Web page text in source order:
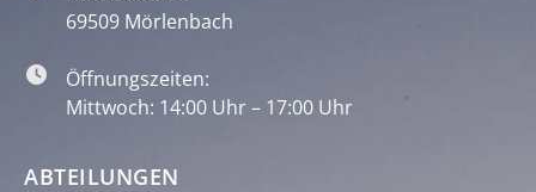
69509 Mörlenbach
Öffnungszeiten:
Mittwoch: 14:00 Uhr – 17:00 Uhr
ABTEILUNGEN